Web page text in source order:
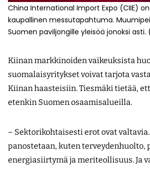
China International Import Expo (CIIE)
kaupallinen messutapahtuma.
Suomen paviljongille yleisöä jonoksi asti.
Kiinan markkinoiden vaikeuksista
suomalaisyritykset voivat tarjota
Kiinan haasteisiin. Tiesmäki tietää,
etenkin Suomen osaamisalueilla.
– Sektorikohtaisesti erot ovat
panostetaan, kuten terveydenhuolto,
energiasiirtymä ja meriteollisuus. Ja